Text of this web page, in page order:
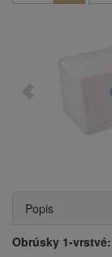
Popis
Obrúsky 1-vrstvé: